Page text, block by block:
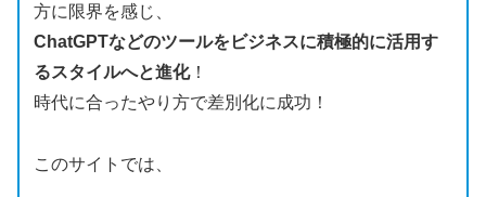
方に限界を感じ、
ChatGPTなどのツールをビジネスに積極的に活用す
るスタイルへと進化！
時代に合ったやり方で差別化に成功！
このサイトでは、